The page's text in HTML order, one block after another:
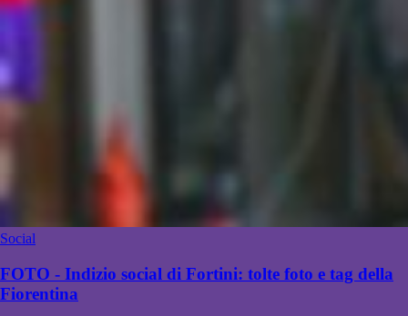
Social
FOTO - Indizio social di Fortini: tolte foto e tag della
Fiorentina